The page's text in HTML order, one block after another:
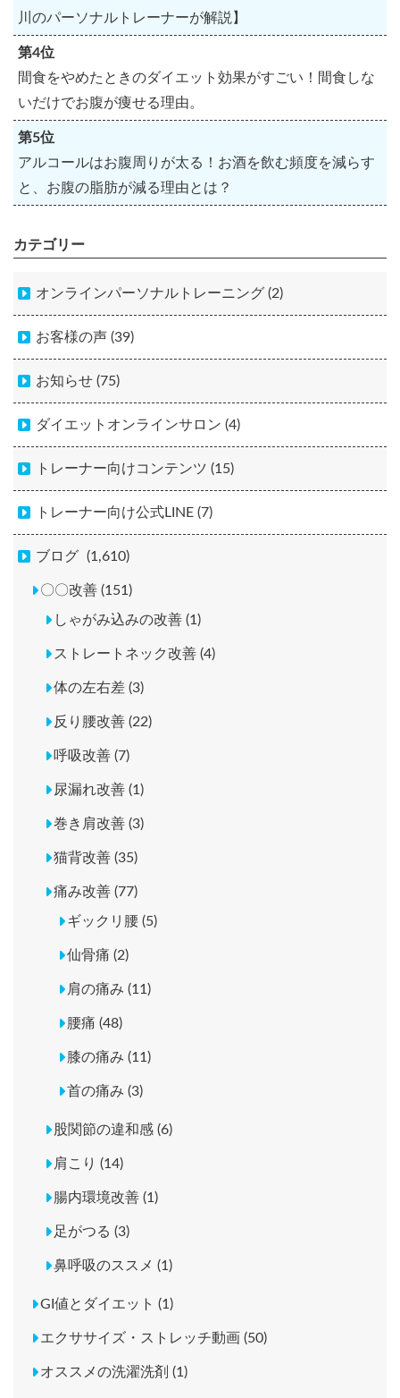
川のパーソナルトレーナーが解説】
第4位
間食をやめたときのダイエット効果がすごい！間食しな
いだけでお腹が痩せる理由。
第5位
アルコールはお腹周りが太る！お酒を飲む頻度を減らす
と、お腹の脂肪が減る理由とは？
カテゴリー
オンラインパーソナルトレーニング (2)
お客様の声 (39)
お知らせ (75)
ダイエットオンラインサロン (4)
トレーナー向けコンテンツ (15)
トレーナー向け公式LINE (7)
ブログ (1,610)
〇〇改善 (151)
しゃがみ込みの改善 (1)
ストレートネック改善 (4)
体の左右差 (3)
反り腰改善 (22)
呼吸改善 (7)
尿漏れ改善 (1)
巻き肩改善 (3)
猫背改善 (35)
痛み改善 (77)
ギックリ腰 (5)
仙骨痛 (2)
肩の痛み (11)
腰痛 (48)
膝の痛み (11)
首の痛み (3)
股関節の違和感 (6)
肩こり (14)
腸内環境改善 (1)
足がつる (3)
鼻呼吸のススメ (1)
GI値とダイエット (1)
エクササイズ・ストレッチ動画 (50)
オススメの洗濯洗剤 (1)